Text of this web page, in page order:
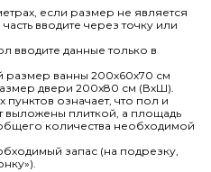
если размер не является
вводите через точку или
вводите данные только в
размер ванны 200х60х70 см
двери 200х80 см (ВхШ).
пунктов означает, что пол и
выложены плиткой, а площадь
количества необходимой
запас (на подрезку,